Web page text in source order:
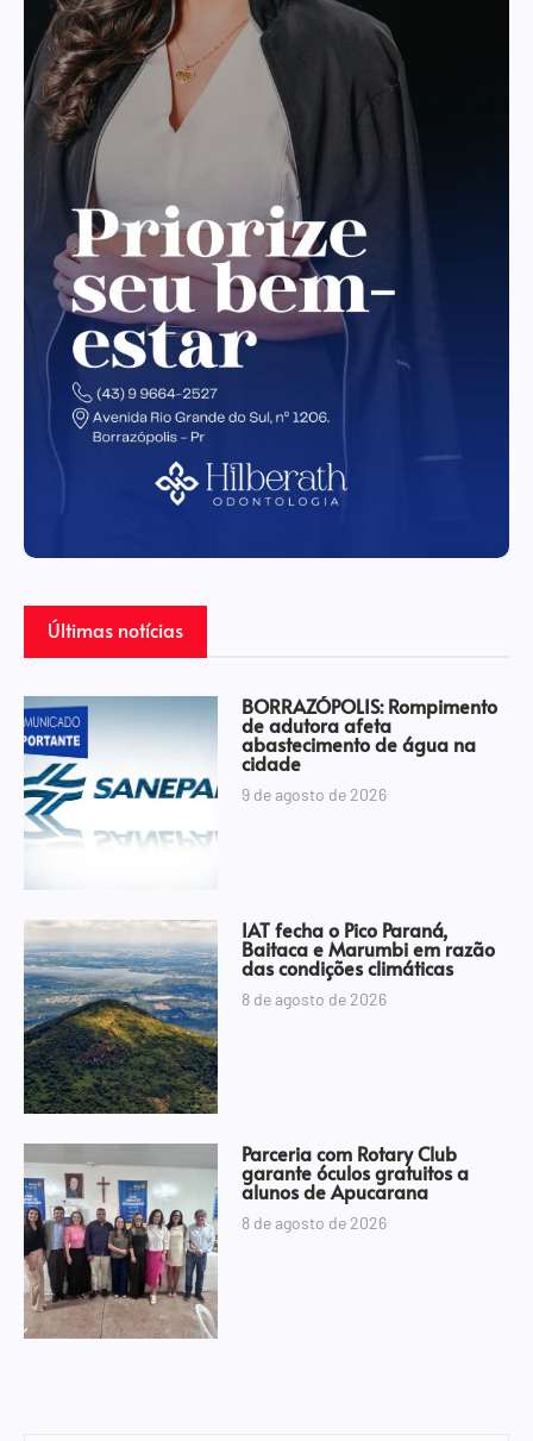
Últimas notícias
BORRAZÓPOLIS: Rompimento
de adutora afeta
abastecimento de água na
cidade
9 de agosto de 2026
IAT fecha o Pico Paraná,
Baitaca e Marumbi em razão
das condições climáticas
8 de agosto de 2026
Parceria com Rotary Club
garante óculos gratuitos a
alunos de Apucarana
8 de agosto de 2026